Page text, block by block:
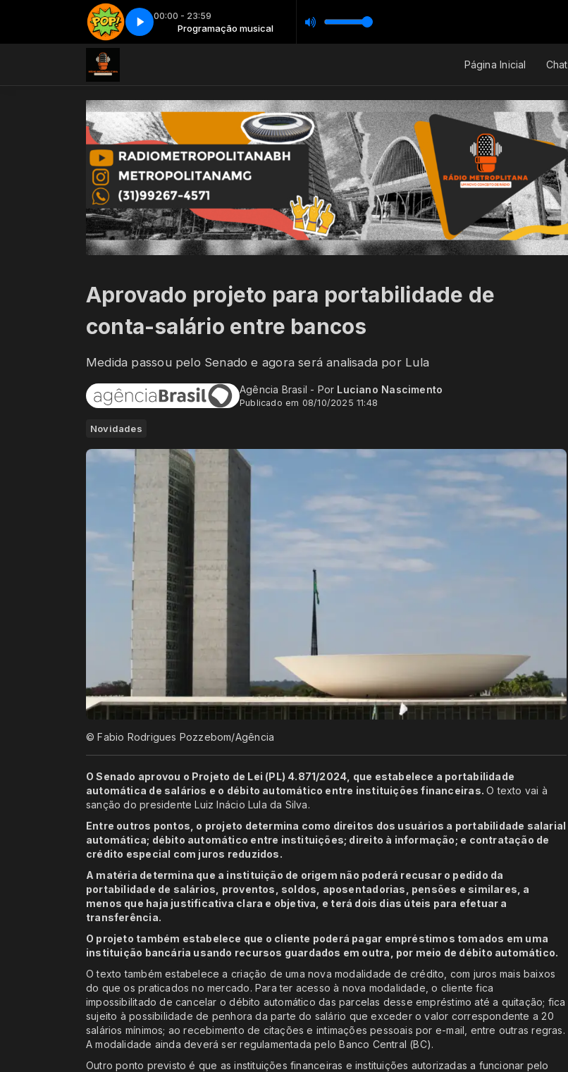
00:00 - 23:59
Programação musical Programação musical
Pop show - Parte 4 Pop show - Parte 4
Página Inicial Chat
Aprovado projeto para portabilidade de
conta-salário entre bancos
Medida passou pelo Senado e agora será analisada por Lula
Agência Brasil - Por Luciano Nascimento
Publicado em 08/10/2025 11:48
Novidades
© Fabio Rodrigues Pozzebom/Agência
O Senado aprovou o Projeto de Lei (PL) 4.871/2024, que estabelece a portabilidade
automática de salários e o débito automático entre instituições financeiras.O texto vai à
sanção do presidente Luiz Inácio Lula da Silva.
Entre outros pontos, o projeto determina como direitos dos usuários a portabilidade salarial
automática; débito automático entre instituições; direito à informação; e contratação de
crédito especial com juros reduzidos.
A matéria determina que a instituição de origem não poderá recusar o pedido da
portabilidade de salários, proventos, soldos, aposentadorias, pensões e similares, a
menos que haja justificativa clara e objetiva, e terá dois dias úteis para efetuar a
transferência.
O projeto também estabelece que o cliente poderá pagar empréstimos tomados em uma
instituição bancária usando recursos guardados em outra, por meio de débito automático.
O texto também estabelece a criação de uma nova modalidade de crédito, com juros mais baixos
do que os praticados no mercado. Para ter acesso à nova modalidade, o cliente fica
impossibilitado de cancelar o débito automático das parcelas desse empréstimo até a quitação; fica
sujeito à possibilidade de penhora da parte do salário que exceder o valor correspondente a 20
salários mínimos; ao recebimento de citações e intimações pessoais por e-mail, entre outras regras.
A modalidade ainda deverá ser regulamentada pelo Banco Central (BC).
Outro ponto previsto é que as instituições financeiras e instituições autorizadas a funcionar pelo